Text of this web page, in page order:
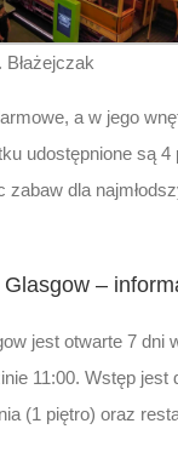
Błażejczak
a w jego
udostępnione są 4
zabaw dla
–
jest otwarte 7 dni
11:00. Wstęp
(1 piętro) oraz